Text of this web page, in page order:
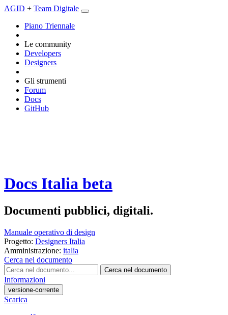
AGID + Team Digitale
Piano Triennale
Le community
Developers
Designers
Gli strumenti
Forum
Docs
GitHub
Docs Italia beta
Documenti pubblici, digitali.
Manuale operativo di design
Progetto: Designers Italia
Amministrazione: italia
Cerca nel documento
Cerca nel documento
Informazioni
versione-corrente
Scarica